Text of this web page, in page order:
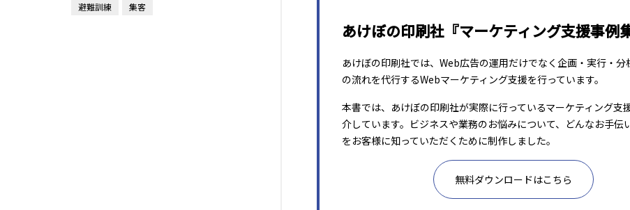
避難訓練 集客
あけぼの印刷社『マーケティング支援事例
あけぼの印刷社では、Web広告の運用だけでなく企画・実行・分
の流れを代行するWebマーケティング支援を行っています。
本書では、あけぼの印刷社が実際に行っているマーケティング支
介しています。ビジネスや業務のお悩みについて、どんなお手伝
をお客様に知っていただくために制作しました。
無料ダウンロードはこちら